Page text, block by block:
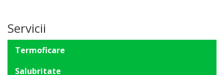
Servicii
Termoficare
Salubritate